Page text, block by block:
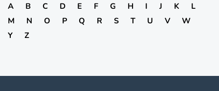
A B C D E F G H I J K
L
M
N O P Q R S T U V
W
Y
Z